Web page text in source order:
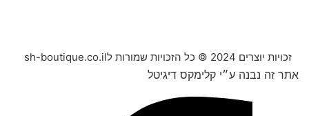
זכויות יוצרים 2024 © כל הזכויות שמורות לsh-boutique.co.il
אתר זה נבנה ע״י קלימקס דיגיטל